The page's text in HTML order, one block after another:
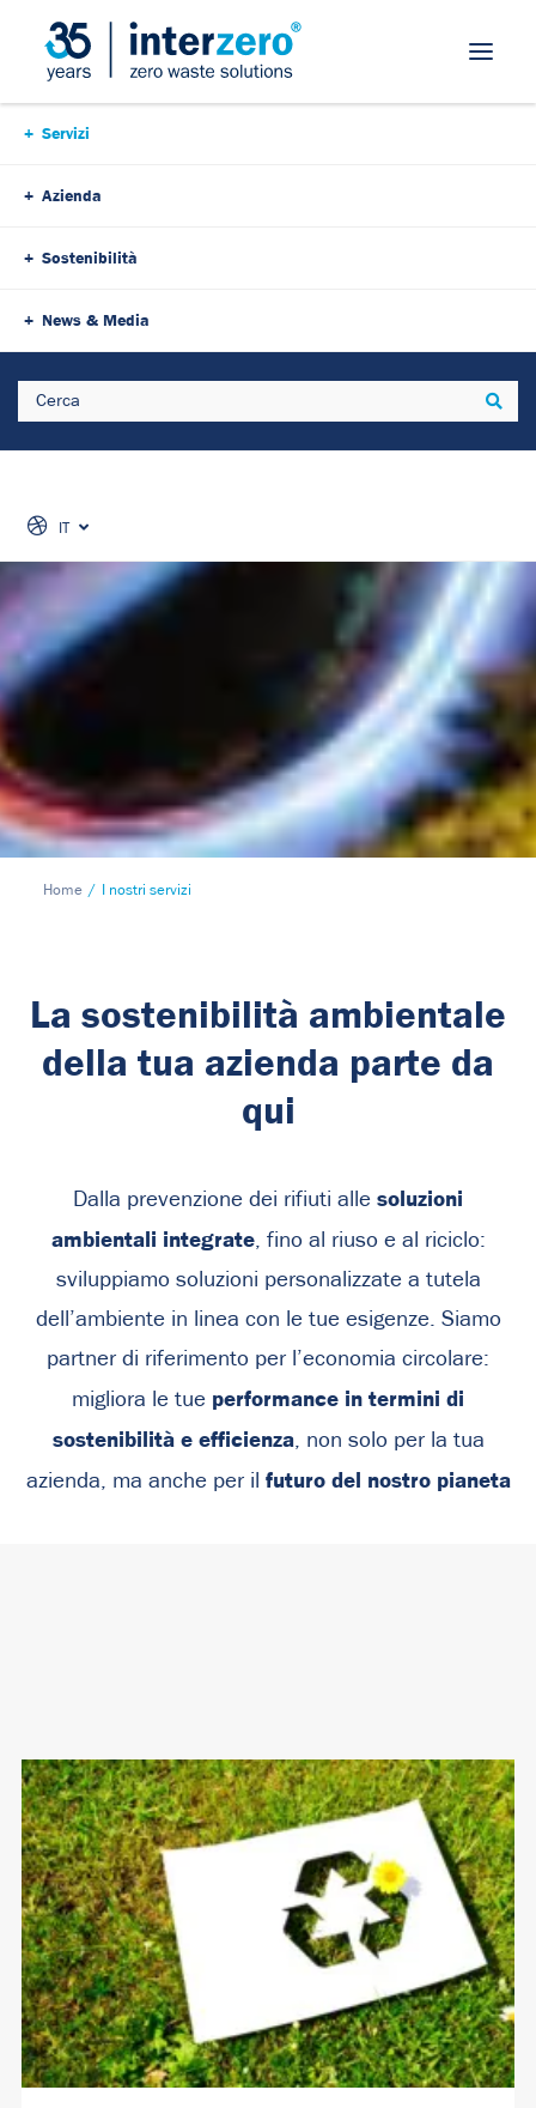
Servizi
Azienda
Sostenibilità
News & Media
Search
IT
Home I nostri servizi
La sostenibilità ambientale
della tua azienda parte da
qui
Dalla prevenzione dei rifiuti alle soluzioni
ambientali integrate, fino al riuso e al riciclo:
sviluppiamo soluzioni personalizzate a tutela
dell’ambiente in linea con le tue esigenze. Siamo
partner di riferimento per l’economia circolare:
migliora le tue performance in termini di
sostenibilità e efficienza, non solo per la tua
azienda, ma anche per il futuro del nostro pianeta